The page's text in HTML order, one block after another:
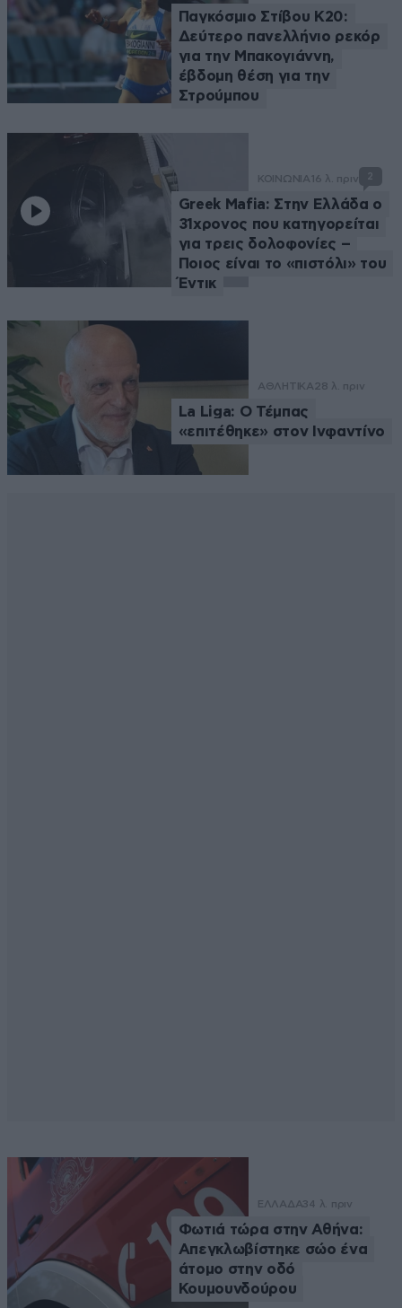
Παγκόσμιο Στίβου Κ20:
Δεύτερο πανελλήνιο ρεκόρ
για την Μπακογιάννη,
έβδομη θέση για την
Στρούμπου
ΚΟΙΝΩΝΙΑ 16 λ. πριν 2
Greek Mafia: Στην Ελλάδα ο
31χρονος που κατηγορείται
για τρεις δολοφονίες –
Ποιος είναι το «πιστόλι» του
Έντικ
ΑΘΛΗΤΙΚΑ28 λ. πριν
La Liga: Ο Τέμπας
«επιτέθηκε» στον Ινφαντίνο
ΕΛΛΑΔΑ34 λ. πριν
Φωτιά τώρα στην Αθήνα:
Απεγκλωβίστηκε σώο ένα
άτομο στην οδό
Κουμουνδούρου